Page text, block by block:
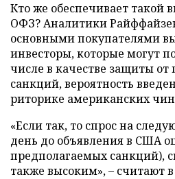
Кто же обеспечивает такой
ОФЗ? Аналитики
основными покупателями
инвесторы, которые могут
числе в качестве защиты от
санкций, вероятность
риторике американских
«Если так, то спрос на
день до объявления в США
предполагаемых санкций),
также высоким», – считают